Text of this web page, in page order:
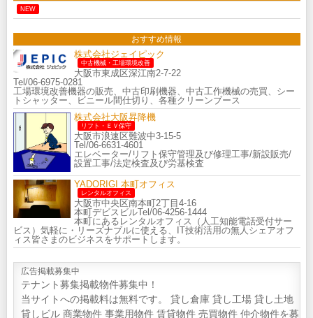
NEW
おすすめ情報
株式会社ジェイピック
中古機械・工場環境改善
大阪市東成区深江南2-7-22
Tel/06-6975-0281
工場環境改善機器の販売、中古印刷機器、中古工作機械の売買、シー
トシャッター、ビニール間仕切り、各種クリーンブース
株式会社大阪昇降機
リフト・ＥＶ保守
大阪市浪速区難波中3-15-5
Tel/06-6631-4601
エレベーター/リフト保守管理及び修理工事/新設販売/
設置工事/法定検査及び労基検査
YADORIGI 本町オフィス
レンタルオフィス
大阪市中央区南本町2丁目4-16
本町デビスビルTel/06-4256-1444
本町にあるレンタルオフィス（人工知能電話受付サー
ビス）気軽に・リーズナブルに使える、IT技術活用の無人シェアオフ
ィス皆さまのビジネスをサポートします。
広告掲載募集中
テナント募集掲載物件募集中！
当サイトへの掲載料は無料です。 貸し倉庫 貸し工場 貸し土地
貸しビル 商業物件 事業用物件 賃貸物件 売買物件 仲介物件を募